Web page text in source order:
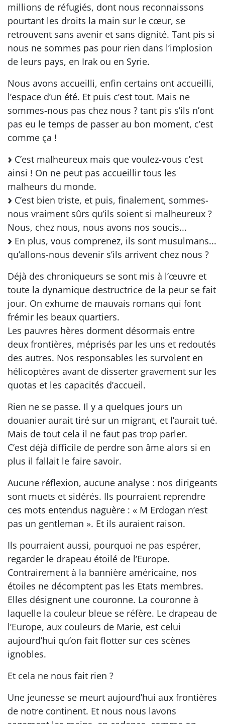
millions de réfugiés, dont nous reconnaissons
pourtant les droits la main sur le cœur, se
retrouvent sans avenir et sans dignité. Tant pis si
nous ne sommes pas pour rien dans l’implosion
de leurs pays, en Irak ou en Syrie.
Nous avons accueilli, enfin certains ont accueilli,
l’espace d’un été. Et puis c’est tout. Mais ne
sommes-nous pas chez nous ? tant pis s’ils n’ont
pas eu le temps de passer au bon moment, c’est
comme ça !
C’est malheureux mais que voulez-vous c’est
ainsi ! On ne peut pas accueillir tous les
malheurs du monde.
C’est bien triste, et puis, finalement, sommes-
nous vraiment sûrs qu’ils soient si malheureux ?
Nous, chez nous, nous avons nos soucis...
En plus, vous comprenez, ils sont musulmans...
qu’allons-nous devenir s’ils arrivent chez nous ?
Déjà des chroniqueurs se sont mis à l’œuvre et
toute la dynamique destructrice de la peur se fait
jour. On exhume de mauvais romans qui font
frémir les beaux quartiers.
Les pauvres hères dorment désormais entre
deux frontières, méprisés par les uns et redoutés
des autres. Nos responsables les survolent en
hélicoptères avant de disserter gravement sur les
quotas et les capacités d’accueil.
Rien ne se passe. Il y a quelques jours un
douanier aurait tiré sur un migrant, et l’aurait tué.
Mais de tout cela il ne faut pas trop parler.
C’est déjà difficile de perdre son âme alors si en
plus il fallait le faire savoir.
Aucune réflexion, aucune analyse : nos dirigeants
sont muets et sidérés. Ils pourraient reprendre
ces mots entendus naguère : « M Erdogan n’est
pas un gentleman ». Et ils auraient raison.
Ils pourraient aussi, pourquoi ne pas espérer,
regarder le drapeau étoilé de l’Europe.
Contrairement à la bannière américaine, nos
étoiles ne décomptent pas les Etats membres.
Elles désignent une couronne. La couronne à
laquelle la couleur bleue se réfère. Le drapeau de
l’Europe, aux couleurs de Marie, est celui
aujourd’hui qu’on fait flotter sur ces scènes
ignobles.
Et cela ne nous fait rien ?
Une jeunesse se meurt aujourd’hui aux frontières
de notre continent. Et nous nous lavons